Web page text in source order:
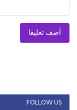
أضف تعليقا
FOLLOW US